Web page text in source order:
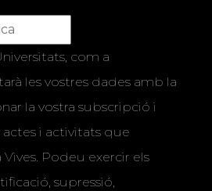
com a
les vostres dades amb la
la vostra subscripció i
i activitats que
Vives. Podeu exercir els
supressió,